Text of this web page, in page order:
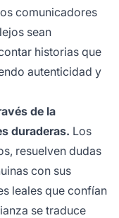
comunicadores
sean
historias que
autenticidad y
de la
duraderas. Los
resuelven dudas
con sus
leales que confían
se traduce